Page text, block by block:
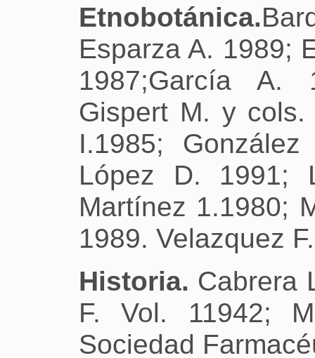
Etnobotánica.
Esparza A. 1989;
1987;García A.
Gispert M. y
I.1985;
López D. 1991;
Martínez 1.1980;
1989. Velazquez
Historia. Cabrera
F. Vol. 11942;
Sociedad